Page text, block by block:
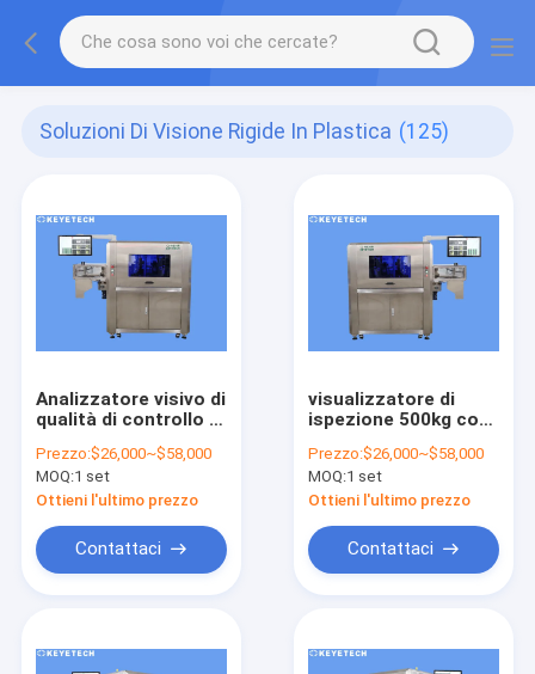
Soluzioni Di Visione Rigide In Plastica (125)
Analizzatore visivo di
qualità di controllo di
macchina
fotografica di
industria del CCD
Prezzo:$26,000~$58,000
MOQ:1 set
Ottieni l'ultimo prezzo
Contattaci
visualizzatore di
ispezione 500kg con
fotografica
sviluppata auto per
uso industriale
Prezzo:$26,000~$58,000
MOQ:1 set
Ottieni l'ultimo prezzo
Contattaci